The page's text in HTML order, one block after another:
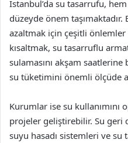
İstanbul’da su tasarrufu,
düzeyde önem taşımaktadır.
azaltmak için çeşitli
kısaltmak, su tasarruflu
sulamasını akşam
su tüketimini önemli ölçüde
Kurumlar ise su kullanımını
projeler geliştirebilir. Su
suyu hasadı sistemleri ve